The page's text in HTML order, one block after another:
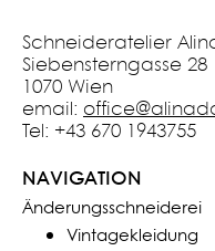
Schneideratelier
Siebensterngasse 28
1070 Wien
email:
Tel: +43 670 1943755
NAVIGATION
Änderungsschneiderei
Vintagekleidung